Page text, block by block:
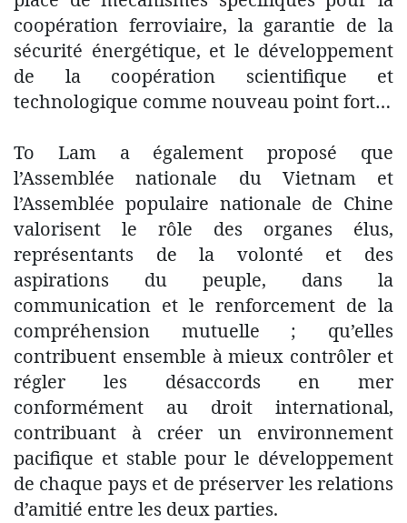
coopération ferroviaire, la garantie de la
sécurité énergétique, et le développement
de la coopération scientifique et
technologique comme nouveau point fort…
To Lam a également proposé que
l’Assemblée nationale du Vietnam et
l’Assemblée populaire nationale de Chine
valorisent le rôle des organes élus,
représentants de la volonté et des
aspirations du peuple, dans la
communication et le renforcement de la
compréhension mutuelle ; qu’elles
contribuent ensemble à mieux contrôler et
régler les désaccords en mer
conformément au droit international,
contribuant à créer un environnement
pacifique et stable pour le développement
de chaque pays et de préserver les relations
d’amitié entre les deux parties.